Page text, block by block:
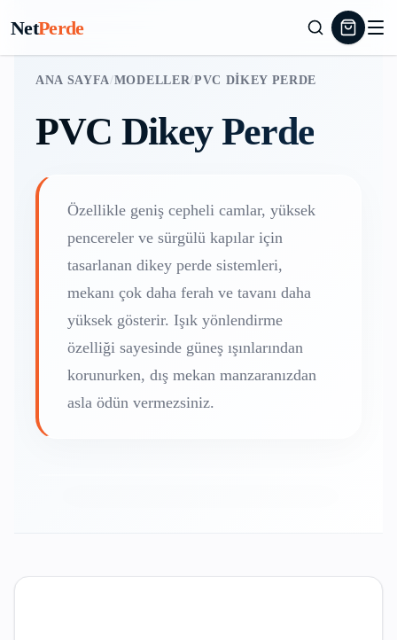
NetPerde
ANA SAYFA/MODELLER/PVC DIKEY PERDE
PVC Dikey Perde
Özellikle geniş cepheli camlar, yüksek
pencereler ve sürgülü kapılar için
tasarlanan dikey perde sistemleri,
mekanı çok daha ferah ve tavanı daha
yüksek gösterir. Işık yönlendirme
özelliği sayesinde güneş ışınlarından
korunurken, dış mekan manzaranızdan
asla ödün vermezsiniz.